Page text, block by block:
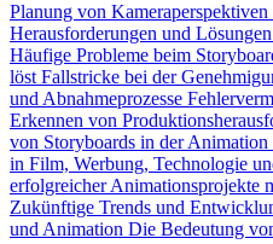
Planung von Kameraperspektiven
Herausforderungen und
Häufige Probleme beim
löst Fallstricke bei der
und Abnahmeprozesse
Erkennen von
von Storyboards in der Animation
in Film, Werbung, Technologie
erfolgreicher Animationsprojekte
Zukünftige Trends und
und Animation Die Bedeutung